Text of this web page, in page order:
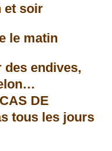
et soir
le matin
des endives,
DE
tous les jours